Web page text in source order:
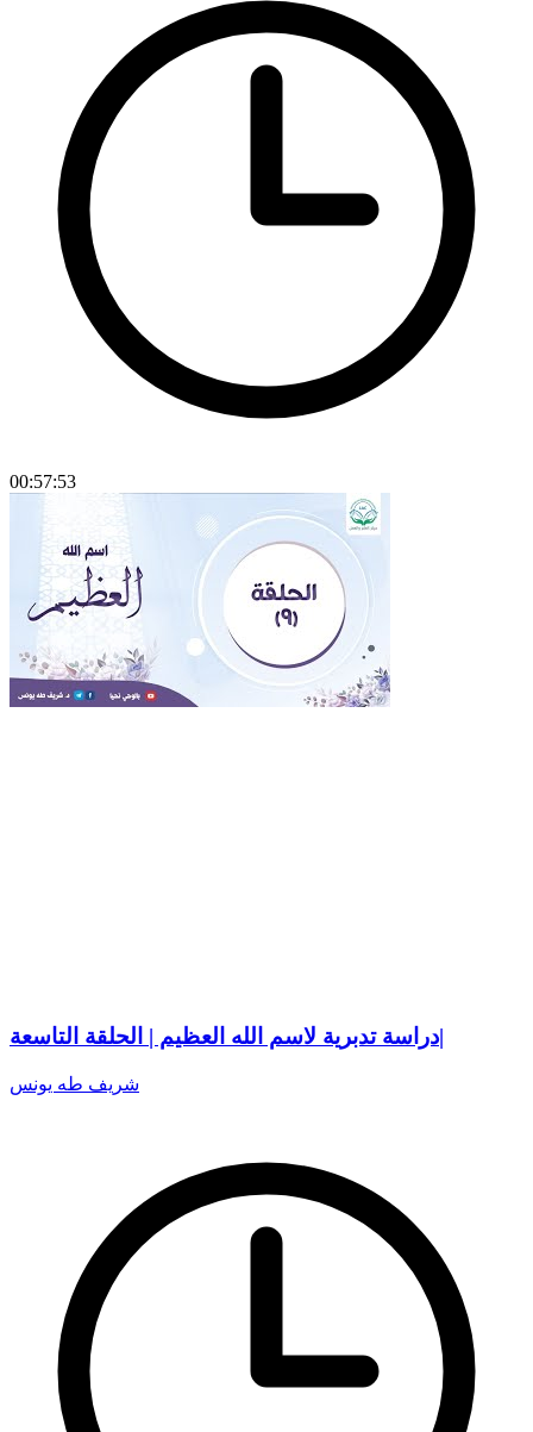
00:57:53
دراسة تدبرية لاسم الله العظيم | الحلقة التاسعة|
شريف طه يونس